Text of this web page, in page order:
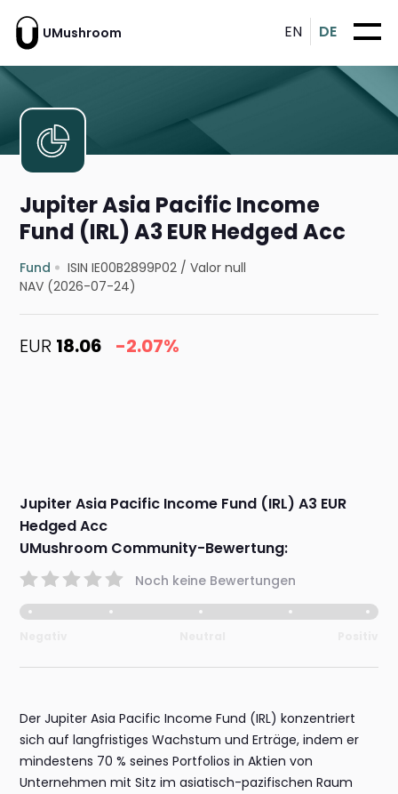
UMushroom EN DE
Jupiter Asia Pacific Income
Fund (IRL) A3 EUR Hedged Acc
Fund ISIN IE00B2899P02 /Valor null
NAV (2026-07-24)
EUR 18.06 -2.07%
Jupiter Asia Pacific Income Fund (IRL) A3 EUR
Hedged Acc
UMushroom Community-Bewertung:
Noch keine Bewertungen
Der Jupiter Asia Pacific Income Fund (IRL) konzentriert
sich auf langfristiges Wachstum und Erträge, indem er
mindestens 70 % seines Portfolios in Aktien von
Unternehmen mit Sitz im asiatisch-pazifischen Raum